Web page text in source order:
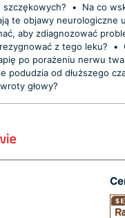
•
Na co
te objawy neurologiczne
aby zdiagnozować
z tego leku?
•
po porażeniu nerwu
podudzia od dłuższego
głowy?